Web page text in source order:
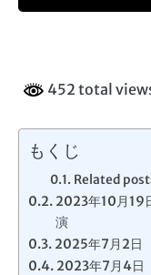
452 total
もくじ
Related
2023年10月19
演
2025年7月2日
2023年7月4日